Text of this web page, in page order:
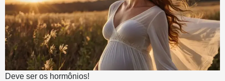
Deve ser os hormônios!